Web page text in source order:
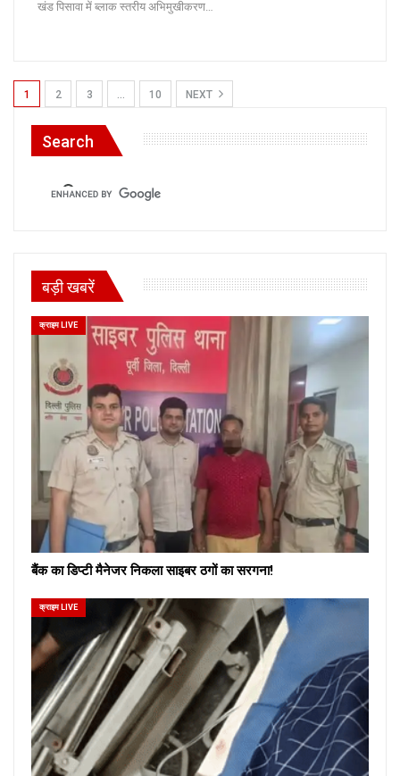
खंड पिसावा में ब्लाक स्तरीय अभिमुखीकरण…
1 2 3 … 10 NEXT
Search
बड़ी खबरें
क्राइम LIVE
बैंक का डिप्टी मैनेजर निकला साइबर ठगों का सरगना!
क्राइम LIVE